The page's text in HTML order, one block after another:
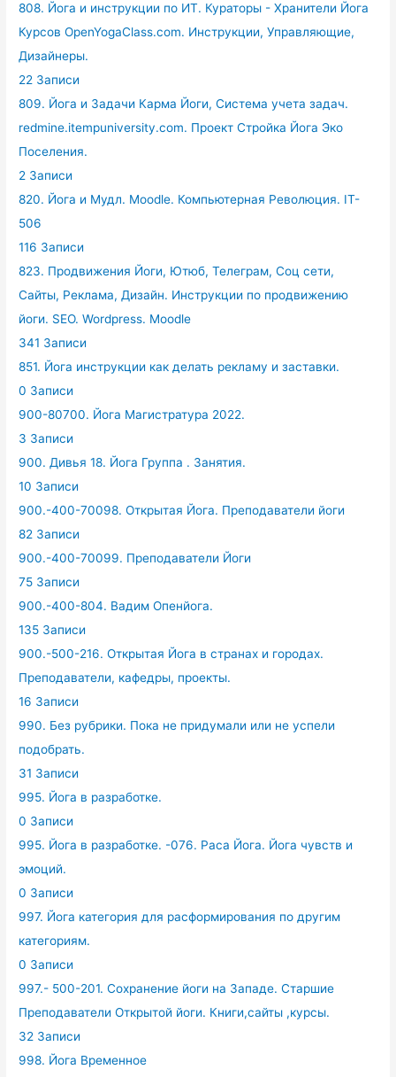
808. Йога и инструкции по ИТ. Кураторы - Хранители Йога
Курсов OpenYogaClass.com. Инструкции, Управляющие,
Дизайнеры.
22 Записи
809. Йога и Задачи Карма Йоги, Система учета задач.
redmine.itempuniversity.com. Проект Стройка Йога Эко
Поселения.
2 Записи
820. Йога и Мудл. Moodle. Компьютерная Революция. IT-
506
116 Записи
823. Продвижения Йоги, Ютюб, Телеграм, Соц сети,
Сайты, Реклама, Дизайн. Инструкции по продвижению
йоги. SEO. Wordpress. Moodle
341 Записи
851. Йога инструкции как делать рекламу и заставки.
0 Записи
900-80700. Йога Магистратура 2022.
3 Записи
900. Дивья 18. Йога Группа . Занятия.
10 Записи
900.-400-70098. Открытая Йога. Преподаватели йоги
82 Записи
900.-400-70099. Преподаватели Йоги
75 Записи
900.-400-804. Вадим Опенйога.
135 Записи
900.-500-216. Открытая Йога в странах и городах.
Преподаватели, кафедры, проекты.
16 Записи
990. Без рубрики. Пока не придумали или не успели
подобрать.
31 Записи
995. Йога в разработке.
0 Записи
995. Йога в разработке. -076. Раса Йога. Йога чувств и
эмоций.
0 Записи
997. Йога категория для расформирования по другим
категориям.
0 Записи
997.- 500-201. Сохранение йоги на Западе. Старшие
Преподаватели Открытой йоги. Книги,сайты ,курсы.
32 Записи
998. Йога Временное